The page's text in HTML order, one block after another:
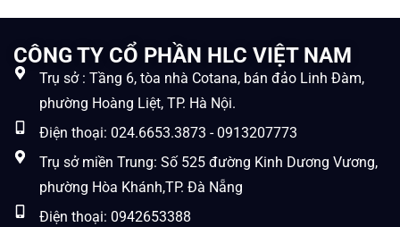
CÔNG TY CỔ PHẦN HLC VIỆT NAM
Trụ sở : Tầng 6, tòa nhà Cotana, bán đảo Linh Đàm,
phường Hoàng Liệt, TP. Hà Nội.
Điện thoại: 024.6653.3873 - 0913207773
Trụ sở miền Trung: Số 525 đường Kinh Dương Vương,
phường Hòa Khánh,TP. Đà Nẵng
Điện thoại: 0942653388